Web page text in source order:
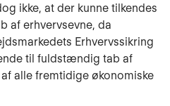
ikke, at der kunne tilkendes
af erhvervsevne, da
Erhvervssikring
til fuldstændig tab af
alle fremtidige økonomiske